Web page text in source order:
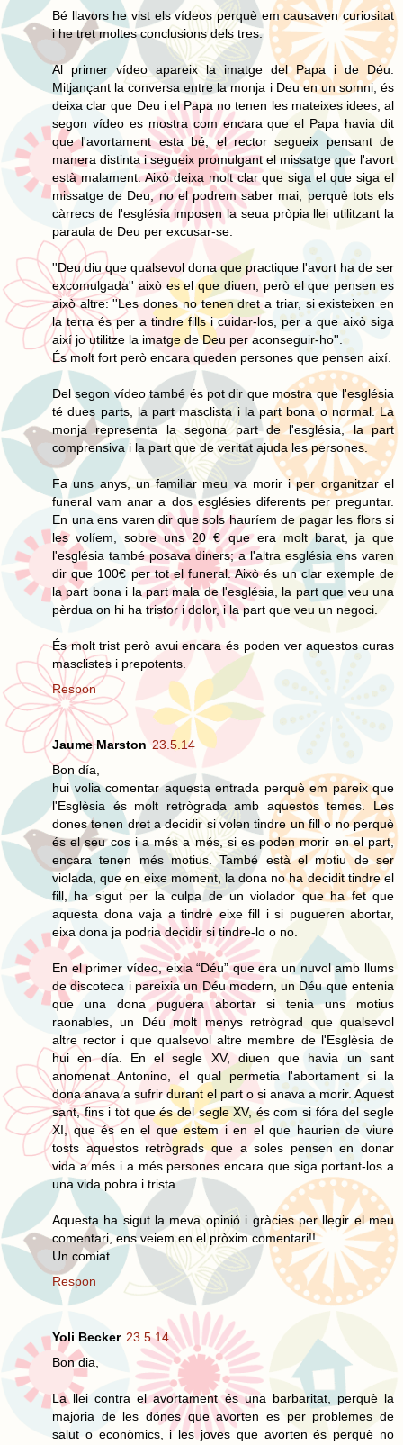
Bé llavors he vist els vídeos perquè em causaven curiositat
i he tret moltes conclusions dels tres.
Al primer vídeo apareix la imatge del Papa i de Déu.
Mitjançant la conversa entre la monja i Deu en un somni, és
deixa clar que Deu i el Papa no tenen les mateixes idees; al
segon vídeo es mostra com encara que el Papa havia dit
que l'avortament esta bé, el rector segueix pensant de
manera distinta i segueix promulgant el missatge que l'avort
està malament. Això deixa molt clar que siga el que siga el
missatge de Deu, no el podrem saber mai, perquè tots els
càrrecs de l'església imposen la seua pròpia llei utilitzant la
paraula de Deu per excusar-se.
''Deu diu que qualsevol dona que practique l'avort ha de ser
excomulgada'' això es el que diuen, però el que pensen es
això altre: ''Les dones no tenen dret a triar, si existeixen en
la terra és per a tindre fills i cuidar-los, per a que això siga
així jo utilitze la imatge de Deu per aconseguir-ho''.
És molt fort però encara queden persones que pensen així.
Del segon vídeo també és pot dir que mostra que l'església
té dues parts, la part masclista i la part bona o normal. La
monja representa la segona part de l'església, la part
comprensiva i la part que de veritat ajuda les persones.
Fa uns anys, un familiar meu va morir i per organitzar el
funeral vam anar a dos esglésies diferents per preguntar.
En una ens varen dir que sols hauríem de pagar les flors si
les volíem, sobre uns 20 € que era molt barat, ja que
l'església també posava diners; a l'altra església ens varen
dir que 100€ per tot el funeral. Això és un clar exemple de
la part bona i la part mala de l'església, la part que veu una
pèrdua on hi ha tristor i dolor, i la part que veu un negoci.
És molt trist però avui encara és poden ver aquestos curas
masclistes i prepotents.
Respon
Jaume Marston 23.5.14
Bon día,
hui volia comentar aquesta entrada perquè em pareix que
l'Esglèsia és molt retrògrada amb aquestos temes. Les
dones tenen dret a decidir si volen tindre un fill o no perquè
és el seu cos i a més a més, si es poden morir en el part,
encara tenen més motius. També està el motiu de ser
violada, que en eixe moment, la dona no ha decidit tindre el
fill, ha sigut per la culpa de un violador que ha fet que
aquesta dona vaja a tindre eixe fill i si pugueren abortar,
eixa dona ja podria decidir si tindre-lo o no.
En el primer vídeo, eixia “Déu” que era un nuvol amb llums
de discoteca i pareixia un Déu modern, un Déu que entenia
que una dona puguera abortar si tenia uns motius
raonables, un Déu molt menys retrògrad que qualsevol
altre rector i que qualsevol altre membre de l'Esglèsia de
hui en día. En el segle XV, diuen que havia un sant
anomenat Antonino, el qual permetia l'abortament si la
dona anava a sufrir durant el part o si anava a morir. Aquest
sant, fins i tot que és del segle XV, és com si fóra del segle
XI, que és en el que estem i en el que haurien de viure
tosts aquestos retrògrads que a soles pensen en donar
vida a més i a més persones encara que siga portant-los a
una vida pobra i trista.
Aquesta ha sigut la meva opinió i gràcies per llegir el meu
comentari, ens veiem en el pròxim comentari!!
Un comiat.
Respon
Yoli Becker 23.5.14
Bon dia,
La llei contra el avortament és una barbaritat, perquè la
majoria de les dónes que avorten es per problemes de
salut o econòmics, i les joves que avorten és perquè no